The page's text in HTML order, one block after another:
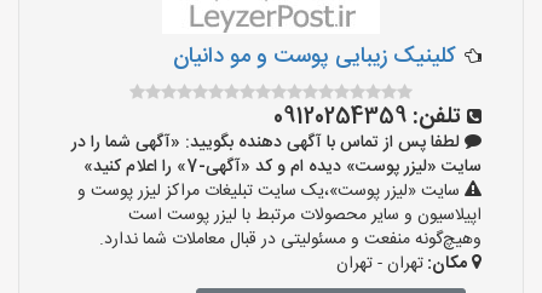
کلینیک زیبایی پوست و مو دانیان
تلفن: 09120254359
لطفا پس از تماس با آگهی دهنده بگویید: «آگهی شما را در
سایت «لیزر پوست» دیده ام و کد «آگهی-7» را اعلام کنید»
سایت «لیزر پوست»،یک سایت تبلیغات مراکز لیزر پوست و
اپیلاسیون و سایر محصولات مرتبط با لیزر پوست است
وهیچ‌گونه منفعت و مسئولیتی در قبال معاملات شما ندارد.
مکان:تهران - تهران